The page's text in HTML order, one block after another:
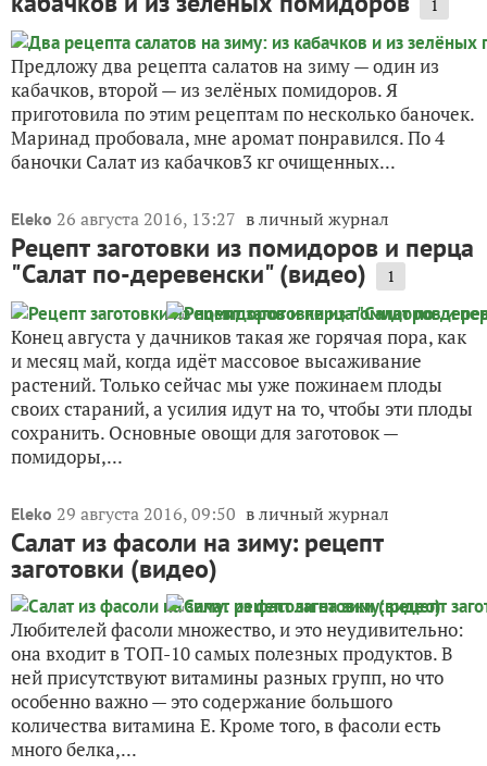
1
Предложу два рецепта салатов на зиму — один из
кабачков, второй — из зелёных помидоров. Я
приготовила по этим рецептам по несколько баночек.
Маринад пробовала, мне аромат понравился. По 4
баночки Салат из кабачков3 кг очищенных...
Eleko 26 августа 2016, 13:27 в личный журнал
Рецепт заготовки из помидоров и перца
"Салат по-деревенски" (видео) 1
Конец августа у дачников такая же горячая пора, как
и месяц май, когда идёт массовое высаживание
растений. Только сейчас мы уже пожинаем плоды
своих стараний, а усилия идут на то, чтобы эти плоды
сохранить. Основные овощи для заготовок —
помидоры,...
Eleko 29 августа 2016, 09:50 в личный журнал
Салат из фасоли на зиму: рецепт
заготовки (видео)
Любителей фасоли множество, и это неудивительно:
она входит в ТОП-10 самых полезных продуктов. В
ней присутствуют витамины разных групп, но что
особенно важно — это содержание большого
количества витамина Е. Кроме того, в фасоли есть
много белка,...